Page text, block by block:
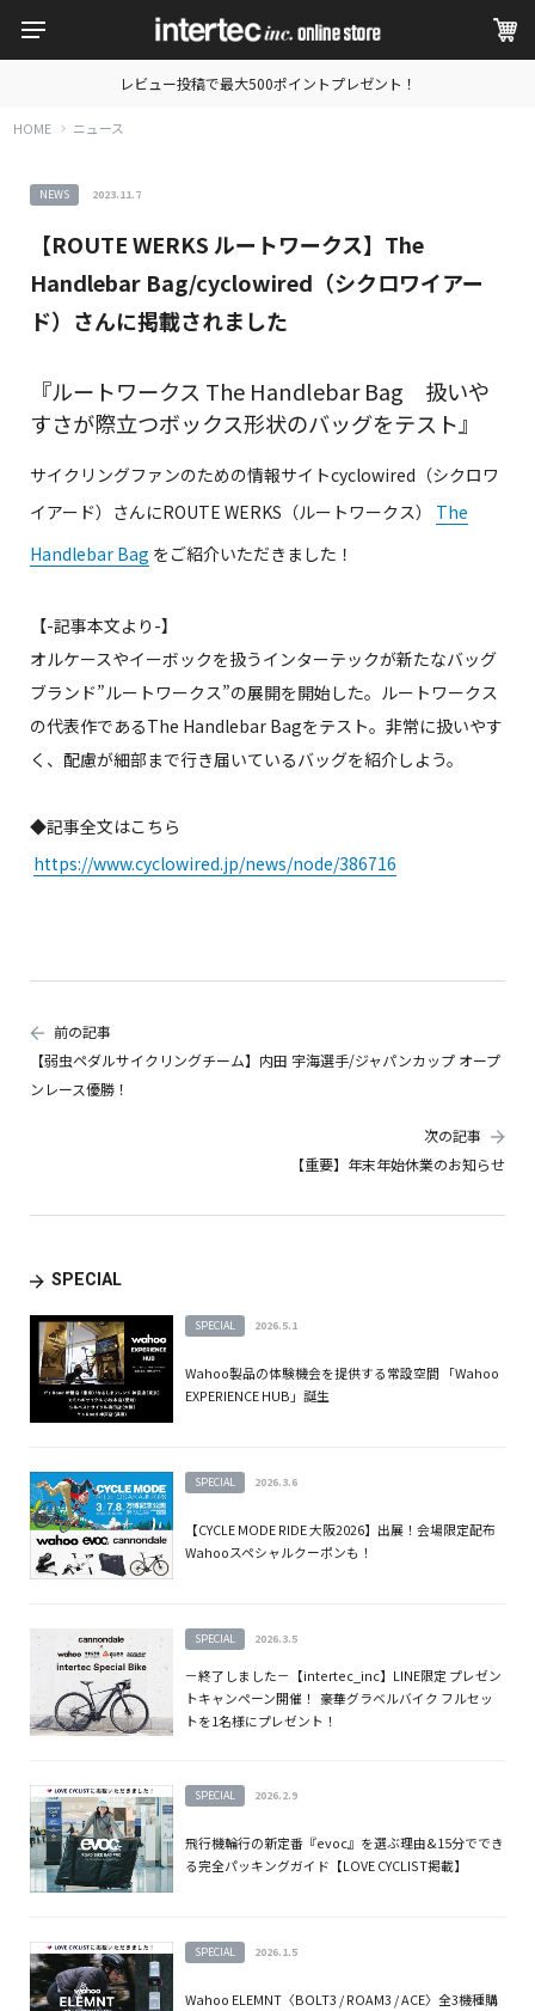
レビュー投稿で最大500ポイントプレゼント！
HOME ニュース
NEWS 2023.11.7
【ROUTE WERKS ルートワークス】The
Handlebar Bag/cyclowired（シクロワイアー
ド）さんに掲載されました
『ルートワークス The Handlebar Bag 扱いや
すさが際立つボックス形状のバッグをテスト』
サイクリングファンのための情報サイトcyclowired（シクロワ
イアード）さんにROUTE WERKS（ルートワークス）
The
Handlebar Bag をご紹介いただきました！
【-記事本文より-】
オルケースやイーボックを扱うインターテックが新たなバッグ
ブランド”ルートワークス”の展開を開始した。ルートワークス
の代表作であるThe Handlebar Bagをテスト。非常に扱いやす
く、配慮が細部まで行き届いているバッグを紹介しよう。
◆記事全文はこちら
https://www.cyclowired.jp/news/node/386716
前の記事
【弱虫ペダルサイクリングチーム】内田 宇海選手/ジャパンカップ オープ
ンレース優勝！
次の記事
【重要】年末年始休業のお知らせ
SPECIAL
SPECIAL 2026.5.1
Wahoo製品の体験機会を提供する常設空間 「Wahoo
EXPERIENCE HUB」誕生
SPECIAL 2026.3.6
【CYCLE MODE RIDE 大阪2026】出展！会場限定配布
Wahooスペシャルクーポンも！
SPECIAL 2026.3.5
－終了しました－【intertec_inc】LINE限定 プレゼン
トキャンペーン開催！ 豪華グラベルバイク フルセッ
トを1名様にプレゼント！
SPECIAL 2026.2.9
飛行機輪行の新定番『evoc』を選ぶ理由&15分ででき
る完全パッキングガイド【LOVE CYCLIST掲載】
SPECIAL 2026.1.5
Wahoo ELEMNT〈BOLT3 / ROAM3 / ACE〉全3機種購